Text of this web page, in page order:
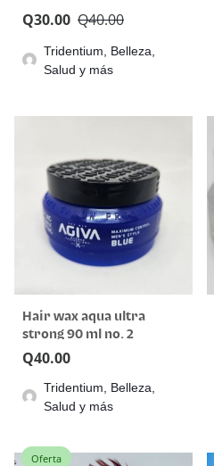
Q40.00
Q30.00
Tridentium, Belleza,
Salud y más
Hair wax aqua ultra
strong 90 ml no. 2
Q40.00
Tridentium, Belleza,
Salud y más
Oferta